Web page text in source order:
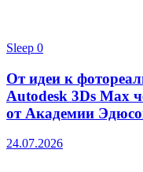
Sleep 0
От идеи к
Autodesk 3Ds Max
от Академии
24.07.2026